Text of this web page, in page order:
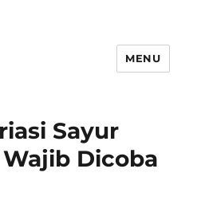
MENU
Sayur
Dicoba